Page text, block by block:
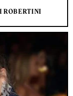
ROBERTINI